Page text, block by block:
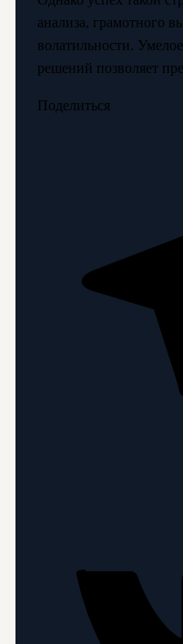
анализа, грамотного
волатильности.
решений позволяет
Поделиться